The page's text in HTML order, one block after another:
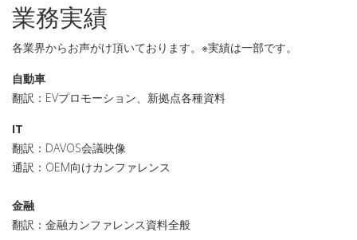
業務実績
各業界からお声がけ頂いております。※実績は一部です。
自動車
翻訳：EVプロモーション、新拠点各種資料
IT
翻訳：DAVOS会議映像
通訳：OEM向けカンファレンス
金融
翻訳：金融カンファレンス資料全般